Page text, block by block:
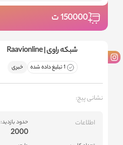
150000ت
شبکه راوی | Raavionline
1 تبلیغ داده شده خبری
نشانی پیج:
اطلاعات حدود بازدید:
2000